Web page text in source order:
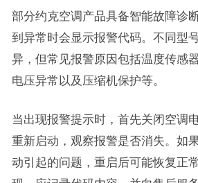
部分约克空调产品具备智能故障诊
到异常时会显示报警代码。不同型
异，但常见报警原因包括温度传感
电压异常以及压缩机保护等。
当出现报警提示时，首先关闭空调
重新启动，观察报警是否消失。如
动引起的问题，重启后可能恢复正